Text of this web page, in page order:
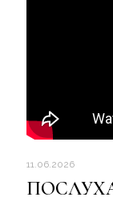
11.06.2026